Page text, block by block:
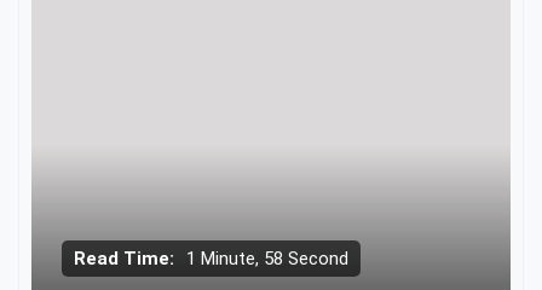
Read Time: 1 Minute, 58 Second